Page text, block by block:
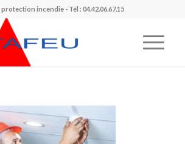
incendie - Tél : 04.42.06.67.15